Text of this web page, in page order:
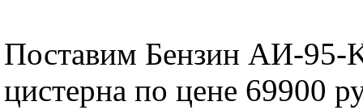
Поставим Бензин АИ-95-
цистерна по цене 69900